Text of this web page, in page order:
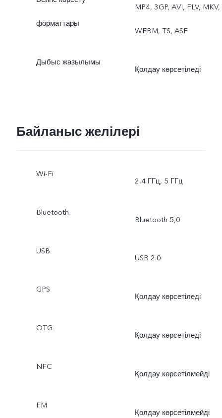
форматтары
MP4, 3GP, AVI, FLV, MKV,
WEBM, TS, ASF
Дыбыс жазылымы
Қолдау көрсетіледі
Байланыс желілері
Wi-Fi
2,4 ГГц, 5 ГГц
Bluetooth
Bluetooth 5,0
USB
USB 2.0
GPS
Қолдау көрсетіледі
OTG
Қолдау көрсетіледі
NFC
Қолдау көрсетілмейді
FM
Қолдау көрсетілмейді